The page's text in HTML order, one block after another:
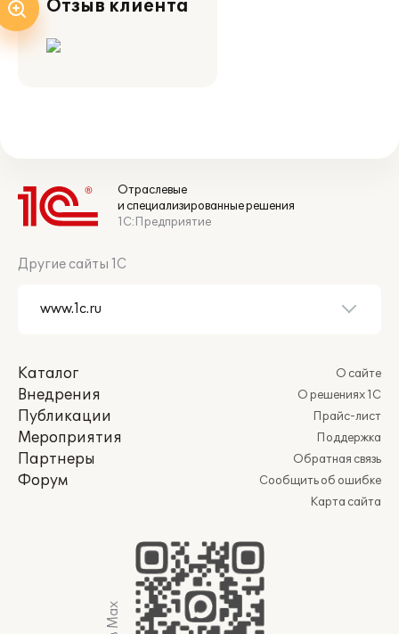
Отзыв клиента
Отраслевые
и специализированные решения
1С:Предприятие
Другие сайты 1С
Каталог
Внедрения
Публикации
Мероприятия
Партнеры
Форум
О сайте
О решениях 1С
Прайс-лист
Поддержка
Обратная связь
Сообщить об ошибке
Карта сайта